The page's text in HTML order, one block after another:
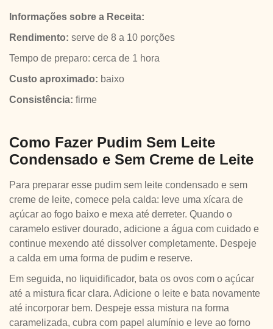
Informações sobre a Receita:
Rendimento: serve de 8 a 10 porções
Tempo de preparo: cerca de 1 hora
Custo aproximado: baixo
Consistência: firme
Como Fazer Pudim Sem Leite
Condensado e Sem Creme de Leite
Para preparar esse pudim sem leite condensado e sem
creme de leite, comece pela calda: leve uma xícara de
açúcar ao fogo baixo e mexa até derreter. Quando o
caramelo estiver dourado, adicione a água com cuidado e
continue mexendo até dissolver completamente. Despeje
a calda em uma forma de pudim e reserve.
Em seguida, no liquidificador, bata os ovos com o açúcar
até a mistura ficar clara. Adicione o leite e bata novamente
até incorporar bem. Despeje essa mistura na forma
caramelizada, cubra com papel alumínio e leve ao forno